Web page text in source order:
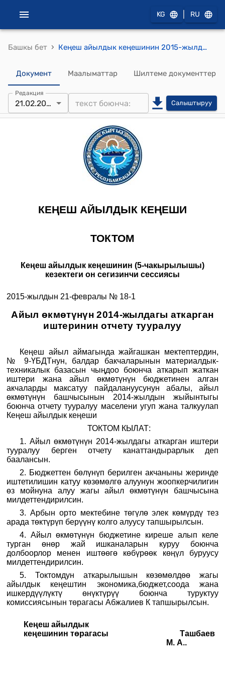
KG RU
Башкы бет › Кеңеш айылдык кеңешинин 2015-жылдын 21-февралындагы № 18-1 "Айыл өкмөтүнүн 2014-жылдагы аткарган иштеринин отчету тууралуу" токтому
Документ Маалыматтар Шилтеме документтер
Редакция
21.02.2015 Салыштыруу